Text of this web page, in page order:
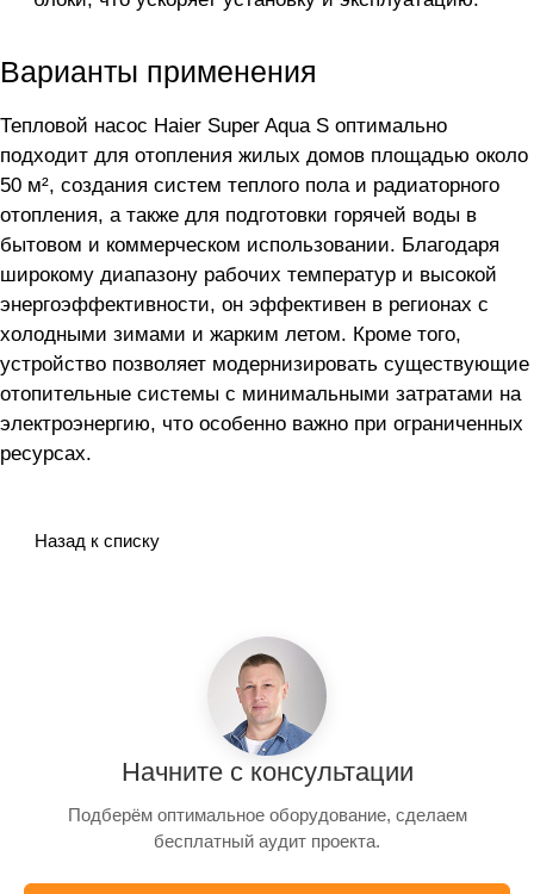
Варианты применения
Тепловой насос Haier Super Aqua S оптимально
подходит для отопления жилых домов площадью около
50 м², создания систем теплого пола и радиаторного
отопления, а также для подготовки горячей воды в
бытовом и коммерческом использовании. Благодаря
широкому диапазону рабочих температур и высокой
энергоэффективности, он эффективен в регионах с
холодными зимами и жарким летом. Кроме того,
устройство позволяет модернизировать существующие
отопительные системы с минимальными затратами на
электроэнергию, что особенно важно при ограниченных
ресурсах.
Назад к списку
Начните с консультации
Подберём оптимальное оборудование, сделаем
бесплатный аудит проекта.